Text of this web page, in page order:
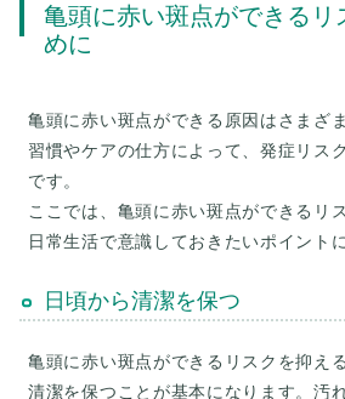
亀頭に赤い斑点ができるリ
めに
亀頭に赤い斑点ができる原因はさまざ
習慣やケアの仕方によって、発症リス
です。
ここでは、亀頭に赤い斑点ができるリ
日常生活で意識しておきたいポイント
日頃から清潔を保つ
亀頭に赤い斑点ができるリスクを抑え
清潔を保つことが基本になります。汚